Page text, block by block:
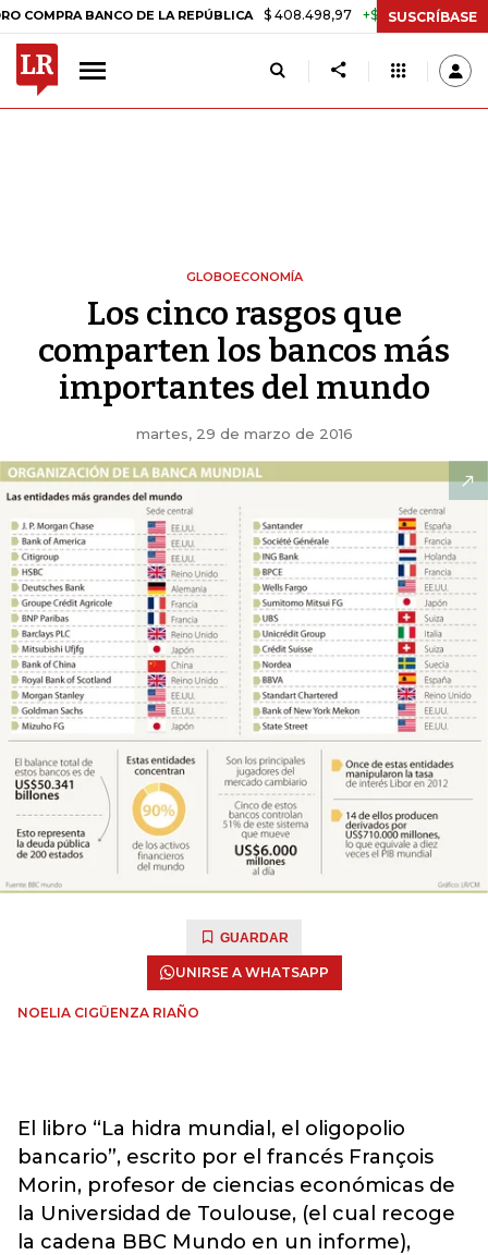
BANCO DE LA REPÚBLICA $ 408.498,97 +$ 8.753,81 +2,19%
SUSCRÍBASE
GLOBOECONOMÍA
Los cinco rasgos que
comparten los bancos más
importantes del mundo
martes, 29 de marzo de 2016
GUARDAR
UNIRSE A WHATSAPP
NOELIA CIGÜENZA RIAÑO
El libro “La hidra mundial, el oligopolio
bancario”, escrito por el francés François
Morin, profesor de ciencias económicas de
la Universidad de Toulouse, (el cual recoge
la cadena BBC Mundo en un informe),